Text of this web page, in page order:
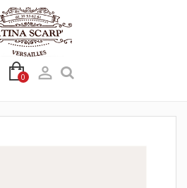
0 